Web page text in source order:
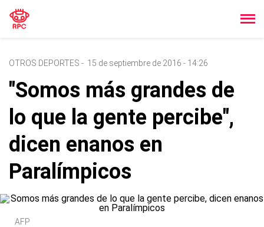
OTROS DEPORTES - 15 de septiembre de 2016 - 14:26
"Somos más grandes de
lo que la gente percibe",
dicen enanos en
Paralímpicos
AFP